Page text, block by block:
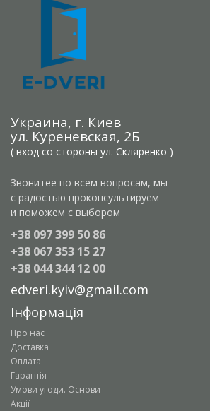
Украина, г. Киев
ул. Куреневская, 2Б
( вход со стороны ул. Скляренко )
Звонитее по всем вопросам, мы
с радостью проконсультируем
и поможем с выбором
+38 097 399 50 86
+38 067 353 15 27
+38 044 344 12 00
edveri.kyiv@gmail.com
Інформація
Про нас
Доставка
Оплата
Гарантія
Умови угоди. Основи
Акції